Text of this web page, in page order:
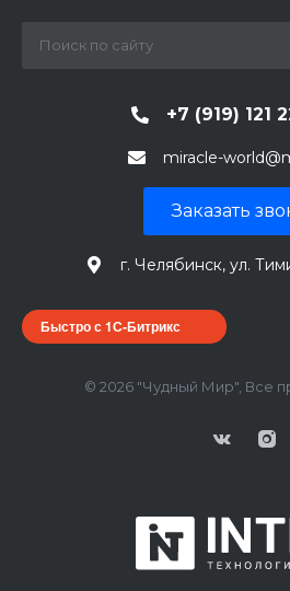
+7 (919) 121
miracle-
Заказать
г. Челябинск, ул.
Быстро с 1С-Битрикс
© 2026 "Чудный Мир", Все